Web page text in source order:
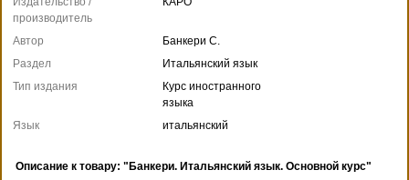
производитель
Автор
Банкери С.
Раздел
Итальянский язык
Тип издания
Курс иностранного
языка
Язык
итальянский
Описание к товару: "Банкери. Итальянский язык. Основной курс"